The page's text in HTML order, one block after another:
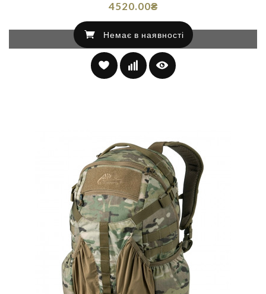
Немає в наявності
4520.00₴
Немає в наявності